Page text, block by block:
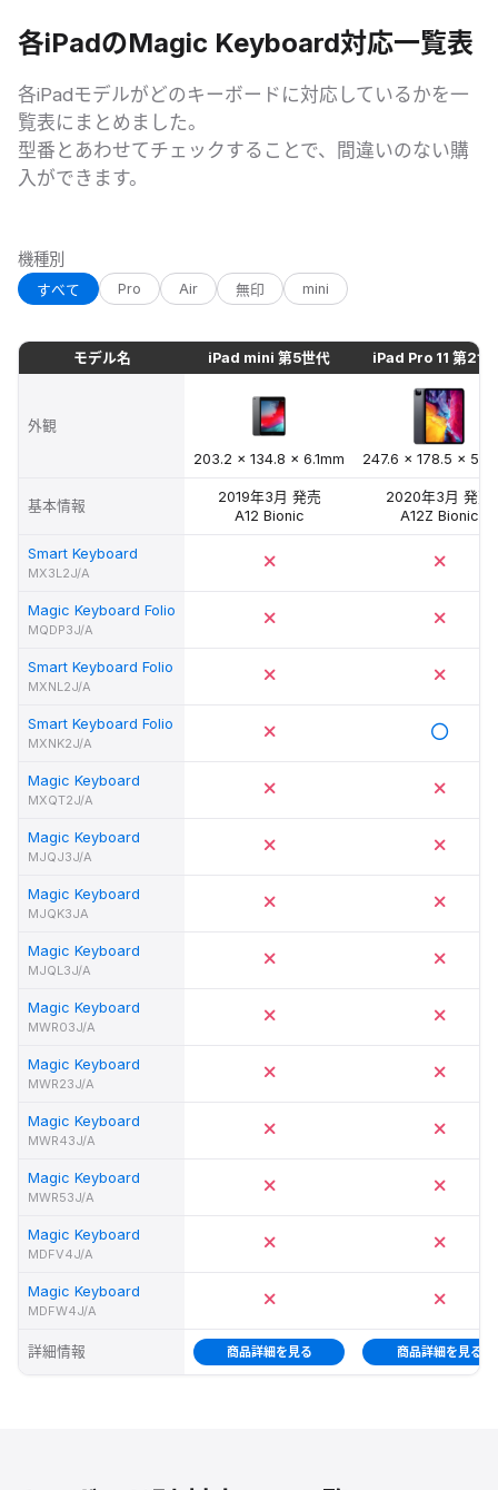
各iPadのMagic Keyboard対応一覧表
各iPadモデルがどのキーボードに対応しているかを一
覧表にまとめました。
型番とあわせてチェックすることで、間違いのない購
入ができます。
機種別
すべて Pro Air 無印 mini
モデル名 iPad mini 第5世代 iPad Pro 11 第2世
外観
203.2 × 134.8 × 6.1mm
247.6 × 178.5 ×
基本情報
2019年3月 発売
A12 Bionic
2020年3月 発売
A12Z Bionic
Smart Keyboard
MX3L2J/A
Magic Keyboard Folio
MQDP3J/A
Smart Keyboard Folio
MXNL2J/A
Smart Keyboard Folio
MXNK2J/A
Magic Keyboard
MXQT2J/A
Magic Keyboard
MJQJ3J/A
Magic Keyboard
MJQK3JA
Magic Keyboard
MJQL3J/A
Magic Keyboard
MWR03J/A
Magic Keyboard
MWR23J/A
Magic Keyboard
MWR43J/A
Magic Keyboard
MWR53J/A
Magic Keyboard
MDFV4J/A
Magic Keyboard
MDFW4J/A
詳細情報 商品詳細を見る 商品詳細を見る